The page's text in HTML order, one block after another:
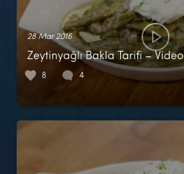
28 Mar 2016
Zeytinyağlı Bakla Tarifi – Video
8 4